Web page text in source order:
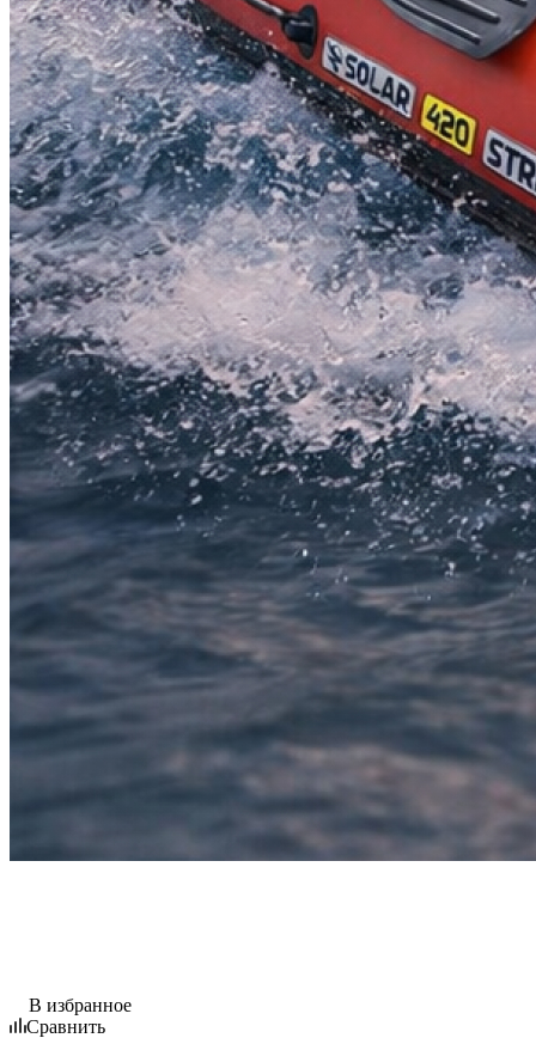
В избранное
Сравнить